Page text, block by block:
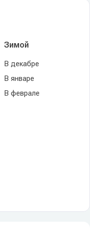
Зимой
В декабре
В январе
В феврале